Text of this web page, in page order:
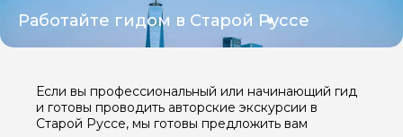
Работайте гидом в Старой Руссе
Если вы профессиональный или начинающий гид
и готовы проводить авторские экскурсии в
Старой Руссе, мы готовы предложить вам